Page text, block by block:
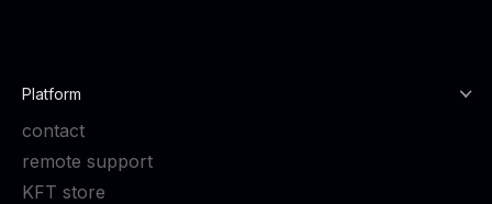
Platform
contact
remote support
KFT store